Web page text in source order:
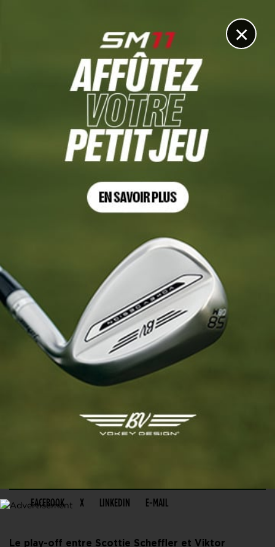
×
TRAVELERS CHAMPIONSIP, TOUR 4
FACEBOOK X LINKEDIN E-MAIL
Le play-off entre Scottie Scheffler et Viktor